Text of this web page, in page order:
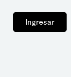
Ingresar